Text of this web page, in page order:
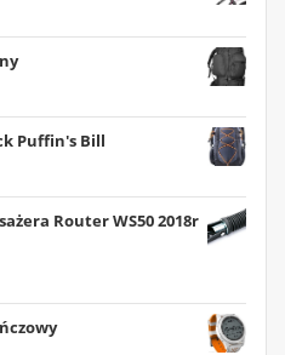
Puffin's Bill
Router WS50 2018r